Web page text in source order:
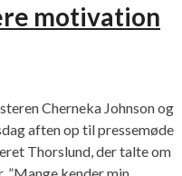
motivation
Cherneka Johnson og
aften op til pressemøde
Thorslund, der talte om